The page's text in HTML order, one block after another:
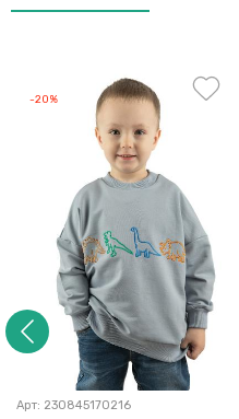
-20%
Арт: 230845170216